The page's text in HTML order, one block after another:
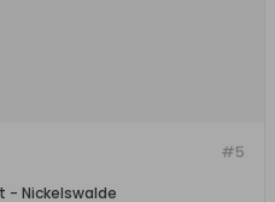
#5
- Nickelswalde